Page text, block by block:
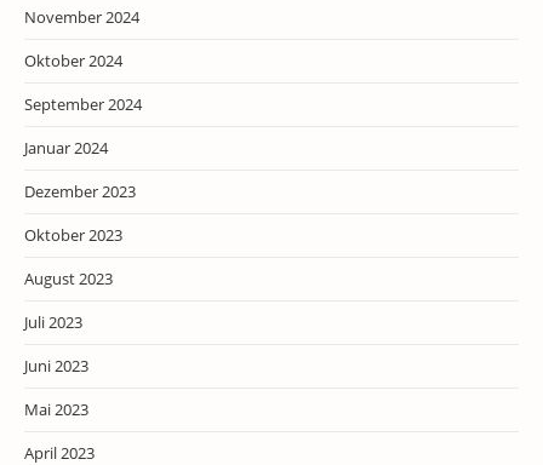
November 2024
Oktober 2024
September 2024
Januar 2024
Dezember 2023
Oktober 2023
August 2023
Juli 2023
Juni 2023
Mai 2023
April 2023